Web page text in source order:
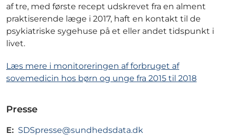
af tre, med første recept udskrevet fra en alment
praktiserende læge i 2017, haft en kontakt til de
psykiatriske sygehuse på et eller andet tidspunkt i
livet.
Læs mere i monitoreringen af forbruget af
sovemedicin hos børn og unge fra 2015 til 2018
Presse
E: SDSpresse@sundhedsdata.dk